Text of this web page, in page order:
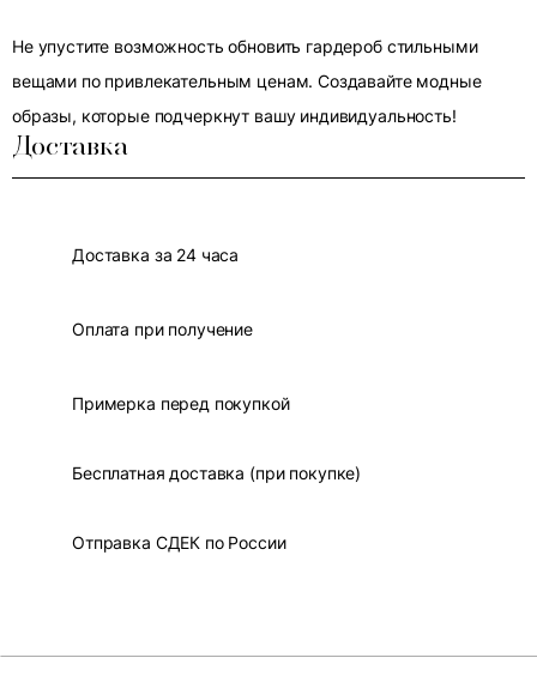
Не упустите возможность обновить гардероб стильными
вещами по привлекательным ценам. Создавайте модные
образы, которые подчеркнут вашу индивидуальность!
Доставка
Доставка за 24 часа
Оплата при получение
Примерка перед покупкой
Бесплатная доставка (при покупке)
Отправка СДЕК по России